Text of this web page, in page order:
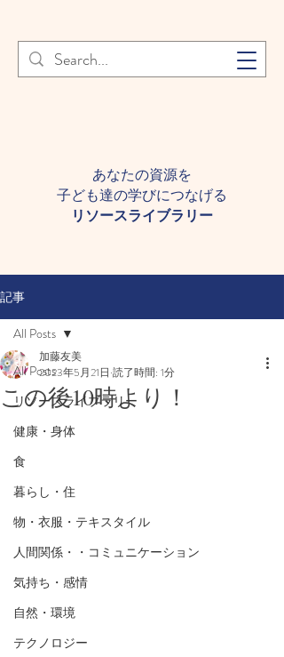
登録者様へ 個人情報の取り扱
いについて Learn More
あなたの資源を
子ども達の学びにつなげる​
​リソースライブラリー
記事
All Posts
リソースライブラリー
健康・身体
食
暮らし・住
物・衣服・テキスタイル
人間関係・・コミュニケーション
気持ち・感情
自然・環境
テクノロジー
All Posts
この後10時より！
加藤友美
2023年5月21日 読了時間: 1分